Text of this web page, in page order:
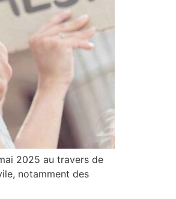
2025 au travers de
notamment des